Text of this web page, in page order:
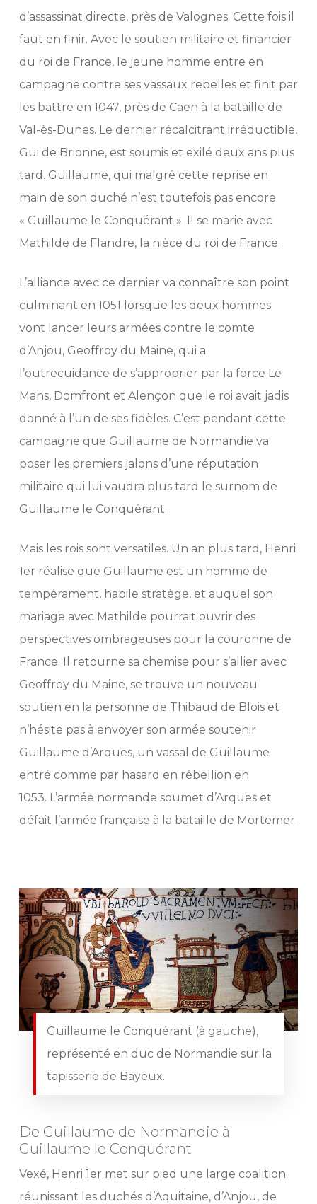
d’assassinat directe, près de Valognes. Cette fois il
faut en finir. Avec le soutien militaire et financier
du roi de France, le jeune homme entre en
campagne contre ses vassaux rebelles et finit par
les battre en 1047, près de Caen à la bataille de
Val-ès-Dunes. Le dernier récalcitrant irréductible,
Gui de Brionne, est soumis et exilé deux ans plus
tard. Guillaume, qui malgré cette reprise en
main de son duché n’est toutefois pas encore
« Guillaume le Conquérant ». Il se marie avec
Mathilde de Flandre, la nièce du roi de France.
L’alliance avec ce dernier va connaître son point
culminant en 1051 lorsque les deux hommes
vont lancer leurs armées contre le comte
d’Anjou, Geoffroy du Maine, qui a
l’outrecuidance de s’approprier par la force Le
Mans, Domfront et Alençon que le roi avait jadis
donné à l’un de ses fidèles. C’est pendant cette
campagne que Guillaume de Normandie va
poser les premiers jalons d’une réputation
militaire qui lui vaudra plus tard le surnom de
Guillaume le Conquérant.
Mais les rois sont versatiles. Un an plus tard, Henri
1er réalise que Guillaume est un homme de
tempérament, habile stratège, et auquel son
mariage avec Mathilde pourrait ouvrir des
perspectives ombrageuses pour la couronne de
France. Il retourne sa chemise pour s’allier avec
Geoffroy du Maine, se trouve un nouveau
soutien en la personne de Thibaud de Blois et
n’hésite pas à envoyer son armée soutenir
Guillaume d’Arques, un vassal de Guillaume
entré comme par hasard en rébellion en
1053. L’armée normande soumet d’Arques et
défait l’armée française à la bataille de Mortemer.
Guillaume le Conquérant (à gauche),
représenté en duc de Normandie sur la
tapisserie de Bayeux.
De Guillaume de Normandie à
Guillaume le Conquérant
Vexé, Henri 1er met sur pied une large coalition
réunissant les duchés d’Aquitaine, d’Anjou, de